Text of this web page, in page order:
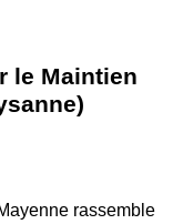
le Maintien
rassemble